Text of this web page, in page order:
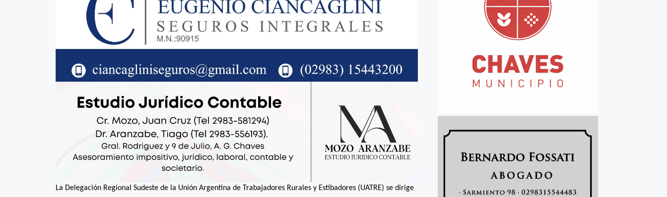
La Delegación Regional Sudeste de la Unión Argentina de Trabajadores Rurales y Estibadores (UATRE) se dirige